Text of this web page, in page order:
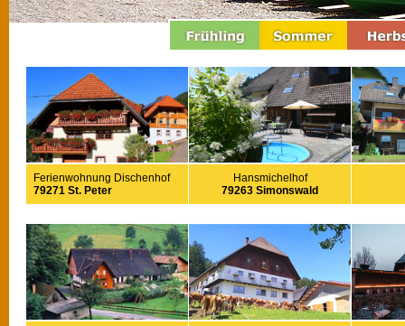
Ferienwohnung Dischenhof
79271 St. Peter
Hansmichelhof
79263 Simonswald